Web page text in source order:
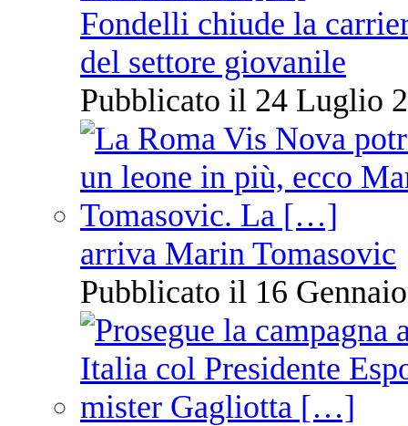
Fondelli chiude la
del settore giovanile
Pubblicato il 24 Luglio
arriva Marin Tomasovic
Pubblicato il 16